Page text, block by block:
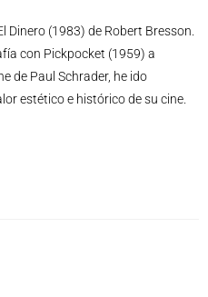
Dinero (1983) de Robert Bresson.
con Pickpocket (1959) a
de Paul Schrader, he ido
estético e histórico de su cine.